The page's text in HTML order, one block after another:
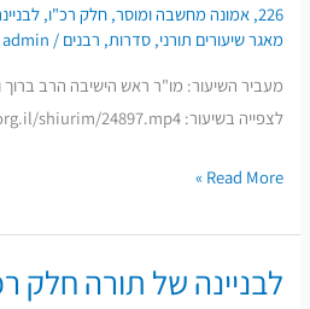
226
, אמונה מחשבה ומוסר,חלק רכ"ו,
מאגר שיעורים תורני,סדרות, רבנים /
admin
מעביר השיעור: מו"ר ראש הישיבה הרב ברוך
לצפייה בשיעור: http://files.hakotel.org.il/shiurim/24897.mp4
תורה
רכ"ו
Read More »
לבניינה של תורה חלק
לבניינה